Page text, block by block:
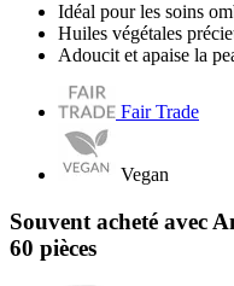
Idéal pour les soins
Huiles végétales
Adoucit et apaise la
Fair Trade
Vegan
Souvent acheté avec
60 pièces